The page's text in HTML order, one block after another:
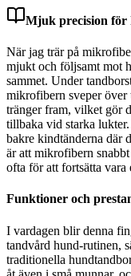
Mjuk precision för
När jag trär på
mjukt och följsamt mot
sammet. Under
mikrofibern sveper över
tränger fram, vilket gör
tillbaka vid starka
bakre kindtänderna där
är att mikrofibern
ofta för att fortsätta vara
Funktioner och
I vardagen blir denna
tandvård hund-rutinen,
traditionella